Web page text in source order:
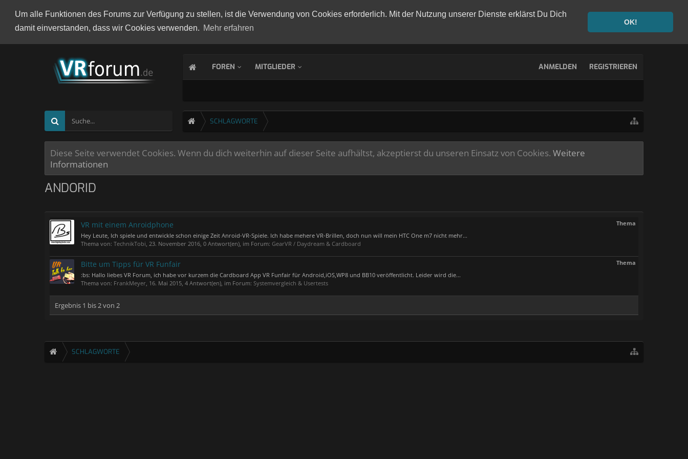
Um alle Funktionen des Forums zur Verfügung zu stellen, ist die Verwendung von Cookies erforderlich. Mit der Nutzung unserer Dienste erklärst Du Dich
damit einverstanden, dass wir Cookies verwenden. Mehr erfahren
OK!
FOREN MITGLIEDER ANMELDEN REGISTRIEREN
SCHLAGWORTE
Diese Seite verwendet Cookies. Wenn du dich weiterhin auf dieser Seite aufhältst, akzeptierst du unseren Einsatz von Cookies. Weitere
Informationen
ANDORID
Thema
VR mit einem Anroidphone
Hey Leute, Ich spiele und entwickle schon einige Zeit Anroid-VR-Spiele. Ich habe mehere VR-Brillen, doch nun will mein HTC One m7 nicht mehr...
Thema von: TechnikTobi, 23. November 2016, 0 Antwort(en), im Forum: GearVR / Daydream & Cardboard
Thema
Bitte um Tipps für VR Funfair
:bs: Hallo liebes VR Forum, ich habe vor kurzem die Cardboard App VR Funfair für Android,iOS,WP8 und BB10 veröffentlicht. Leider wird die...
Thema von: FrankMeyer, 16. Mai 2015, 4 Antwort(en), im Forum: Systemvergleich & Usertests
Ergebnis 1 bis 2 von 2
SCHLAGWORTE